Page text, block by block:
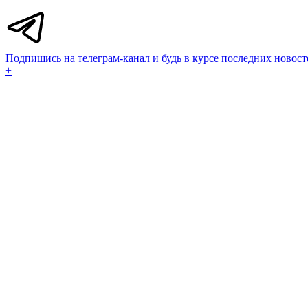
Подпишись на телеграм-канал и будь в курсе последних
+